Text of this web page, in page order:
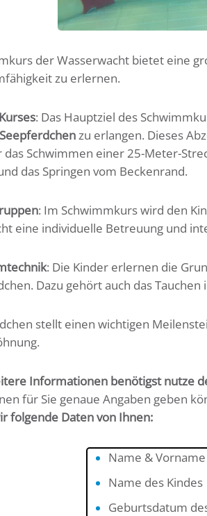
der Wasserwacht bietet eine
zu erlernen.
: Das Hauptziel des
Seepferdchenzu erlangen. Dieses
Schwimmen einer 25-Meter-
das Springen vom Beckenrand.
: Im Schwimmkurs wird den
eine individuelle Betreuung und
: Die Kinder erlernen die
Dazu gehört auch das
stellt einen wichtigen
Informationen benötigst nutze
für Sie genaue Angaben geben
folgende Daten von Ihnen:
Name &
Name des Kindes
Geburtsdatum